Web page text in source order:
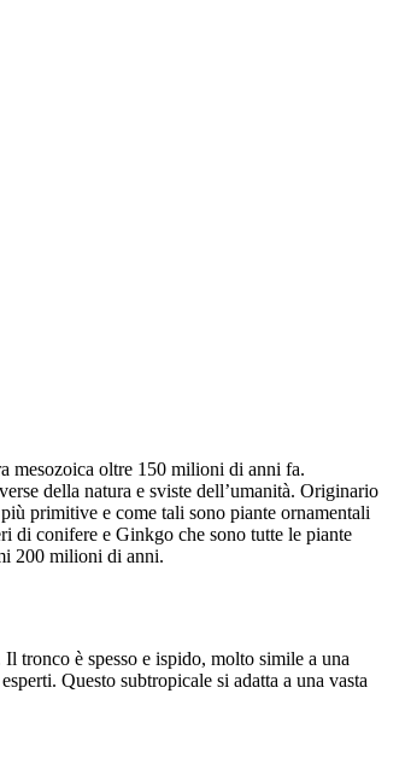
mesozoica oltre 150 milioni di anni fa.
della natura e sviste dell’umanità. Originario
primitive e come tali sono piante ornamentali
di conifere e Ginkgo che sono tutte le piante
200 milioni di anni.
tronco è spesso e ispido, molto simile a una
Questo subtropicale si adatta a una vasta